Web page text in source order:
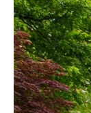
97